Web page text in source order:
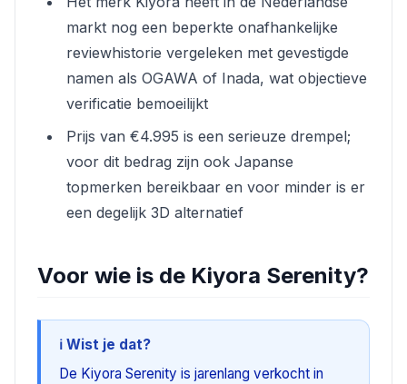
markt nog een beperkte onafhankelijke
reviewhistorie vergeleken met gevestigde
namen als OGAWA of Inada, wat objectieve
verificatie bemoeilijkt
Prijs van €4.995 is een serieuze drempel;
voor dit bedrag zijn ook Japanse
topmerken bereikbaar en voor minder is er
een degelijk 3D alternatief
Voor wie is de Kiyora Serenity?
ℹ️ Wist je dat?
De Kiyora Serenity is jarenlang verkocht in